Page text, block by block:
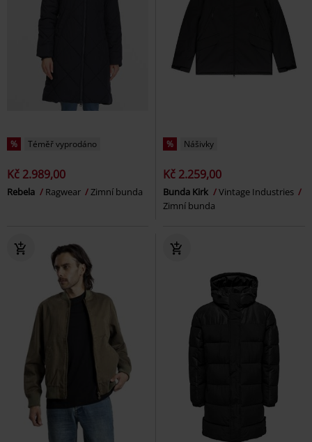
% Téměř vyprodáno
Kč 2.989,00
Rebela Ragwear Zimní bunda
% Nášivky
Kč 2.259,00
Bunda Kirk
Vintage Industries
Zimní bunda